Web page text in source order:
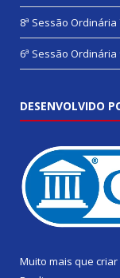
8ª Sessão Ordinária
6ª Sessão Ordinária
DESENVOLVIDO
Muito mais que criar